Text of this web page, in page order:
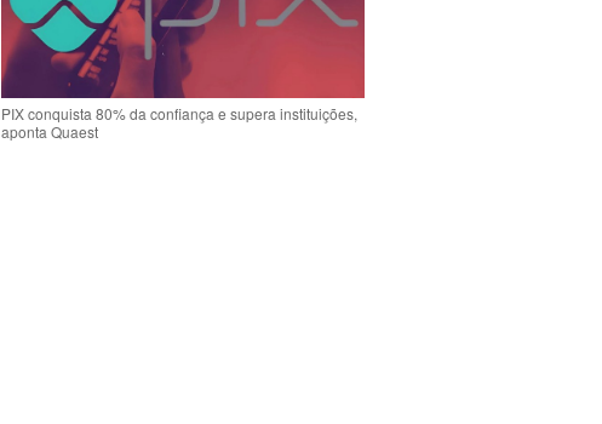
PIX conquista 80% da confiança e supera instituições,
aponta Quaest